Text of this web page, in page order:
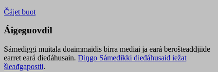
Čájet buot
Áigeguovdil
Sámediggi muitala doaimmaidis birra mediai ja eará berošteaddjiide
earret eará dieđáhusain. Diŋgo Sámedikki dieđáhusaid iežat
šleađgapostii.